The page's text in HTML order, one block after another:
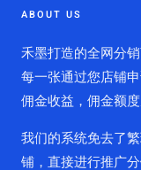
ABOUT US
禾墨打造的全网分
每一张通过您店铺
佣金收益，佣金额
我们的系统免去了
铺，直接进行推广